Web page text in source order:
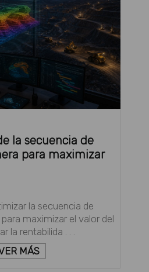
la secuencia de
para maximizar
la secuencia de
maximizar el valor del
la rentabilida . . .
MÁS